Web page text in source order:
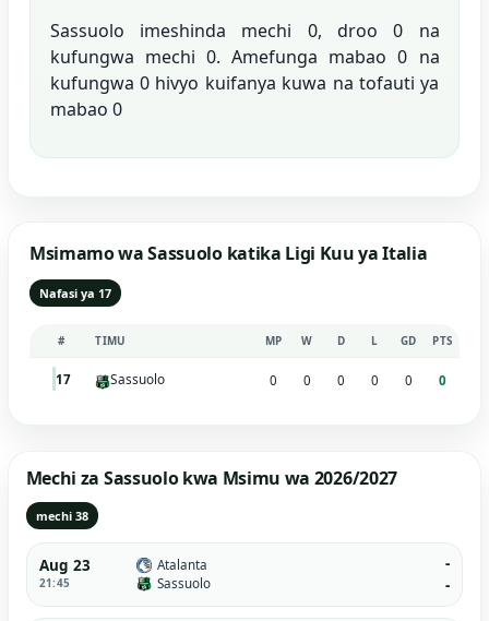
Sassuolo imeshinda mechi 0, droo 0 na
kufungwa mechi 0. Amefunga mabao 0 na
kufungwa 0 hivyo kuifanya kuwa na tofauti ya
mabao 0
Msimamo wa Sassuolo katika Ligi Kuu ya Italia
Nafasi ya 17
# TIMU MP W D L GD PTS
17 Sassuolo 0 0 0 0 0 0
Mechi za Sassuolo kwa Msimu wa 2026/2027
mechi 38
Aug 23
21:45
Atalanta
Sassuolo
-
-